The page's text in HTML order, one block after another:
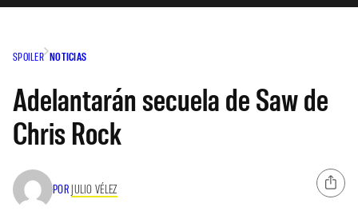
SPOILER NOTICIAS
Adelantarán secuela de Saw de
Chris Rock
POR JULIO VÉLEZ